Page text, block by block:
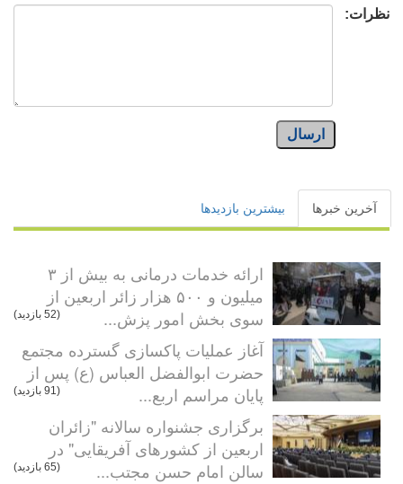
نظرات:
ارسال
آخرین خبرها بیشترین بازدیدها
ارائه خدمات درمانی به بیش از ۳
میلیون و ۵۰۰ هزار زائر اربعین از
سوی بخش امور پزش...
(52 بازدید)
آغاز عملیات پاکسازی گسترده مجتمع
حضرت ابوالفضل العباس (ع) پس از
پایان مراسم اربع...
(91 بازدید)
برگزاری جشنواره سالانه "زائران
اربعین از کشورهای آفریقایی" در
سالن امام حسن مجتب...
(65 بازدید)